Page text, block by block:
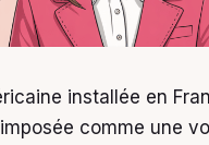
installée en
imposée comme une